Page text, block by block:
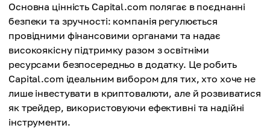
Основна цінність Capital.com полягає в поєднанні
безпеки та зручності: компанія регулюється
провідними фінансовими органами та надає
високоякісну підтримку разом з освітніми
ресурсами безпосередньо в додатку. Це робить
Capital.com ідеальним вибором для тих, хто хоче не
лише інвестувати в криптовалюти, але й розвиватися
як трейдер, використовуючи ефективні та надійні
інструменти.